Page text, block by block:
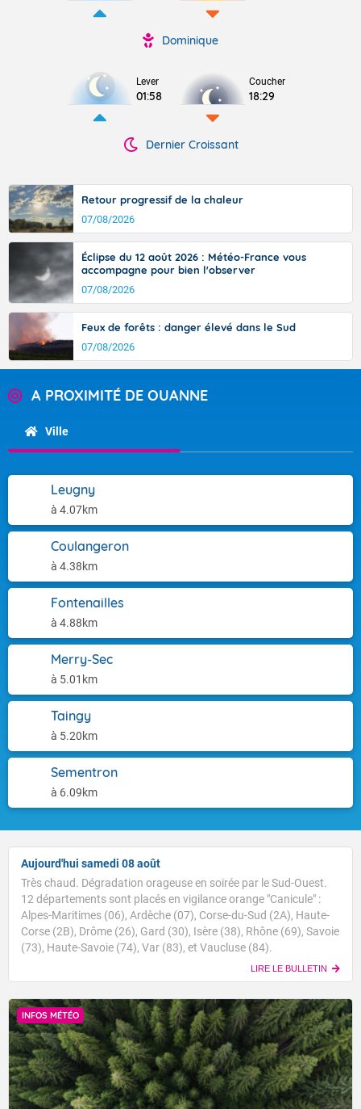
Dominique
Lever
01:58
Coucher
18:29
Dernier Croissant
Retour progressif de la chaleur
07/08/2026
Éclipse du 12 août 2026 : Météo-France vous
accompagne pour bien l'observer
07/08/2026
Feux de forêts : danger élevé dans le Sud
07/08/2026
A PROXIMITÉ DE OUANNE
Ville
Leugny
à 4.07km
Coulangeron
à 4.38km
Fontenailles
à 4.88km
Merry-Sec
à 5.01km
Taingy
à 5.20km
Sementron
à 6.09km
Aujourd'hui samedi 08 août
Très chaud. Dégradation orageuse en soirée par le Sud-Ouest.
12 départements sont placés en vigilance orange "Canicule" :
Alpes-Maritimes (06), Ardèche (07), Corse-du-Sud (2A), Haute-
Corse (2B), Drôme (26), Gard (30), Isère (38), Rhône (69), Savoie
(73), Haute-Savoie (74), Var (83), et Vaucluse (84).
LIRE LE BULLETIN
INFOS MÉTÉO